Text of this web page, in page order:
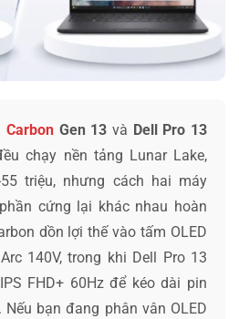
Carbon Gen 13 và Dell Pro 13
chạy nền tảng Lunar Lake,
triệu, nhưng cách hai máy
cứng lại khác nhau hoàn
dồn lợi thế vào tấm OLED
140V, trong khi Dell Pro 13
FHD+ 60Hz để kéo dài pin
bạn đang phân vân OLED